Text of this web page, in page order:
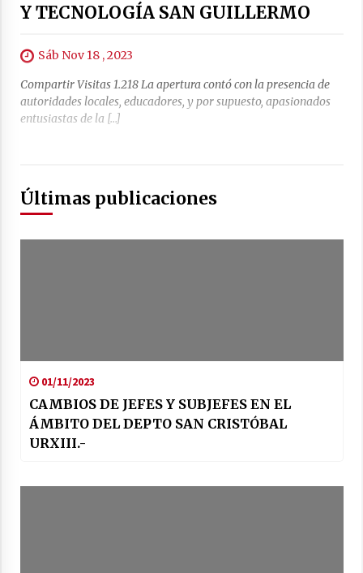
Y TECNOLOGÍA SAN GUILLERMO
Sáb Nov 18 , 2023
Compartir Visitas 1.218 La apertura contó con la presencia de
autoridades locales, educadores, y por supuesto, apasionados
entusiastas de la […]
Últimas publicaciones
01/11/2023
CAMBIOS DE JEFES Y SUBJEFES EN EL
ÁMBITO DEL DEPTO SAN CRISTÓBAL
URXIII.-